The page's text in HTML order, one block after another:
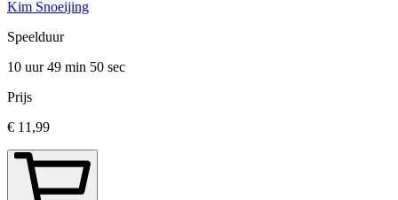
Kim Snoeijing
Speelduur
10 uur 49 min 50 sec
Prijs
€ 11,99